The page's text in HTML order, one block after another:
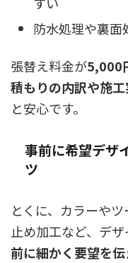
防水処理や裏面
張替え料金が5,000
積もりの内訳や施
と安心です。
事前に希望デザ
ツ
とくに、カラーや
止め加工など、デザ
前に細かく要望を